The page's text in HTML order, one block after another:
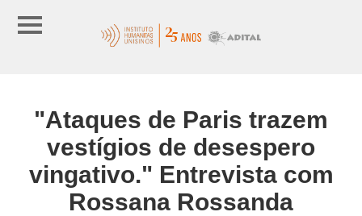
"Ataques de Paris trazem
vestígios de desespero
vingativo." Entrevista com
Rossana Rossanda